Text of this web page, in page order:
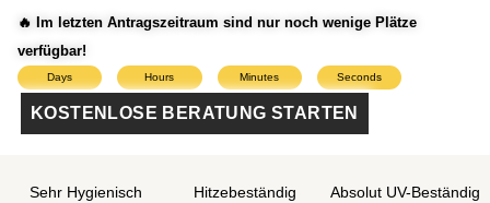
🔥 Im letzten Antragszeitraum sind nur noch wenige Plätze
verfügbar!
Days Hours Minutes Seconds
KOSTENLOSE BERATUNG STARTEN
Sehr Hygienisch
Hitzebeständig
Absolut UV-Beständig